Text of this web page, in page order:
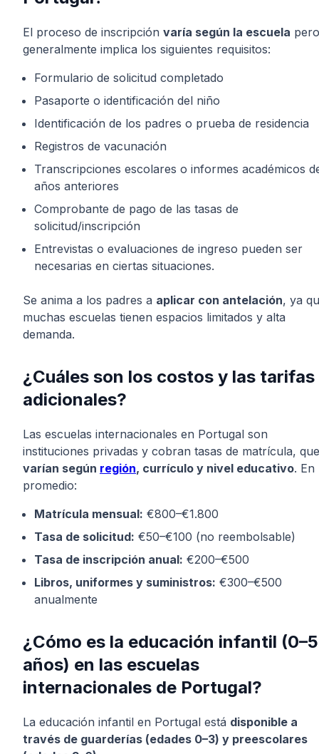
El proceso de inscripción varía según la escuela pero
generalmente implica los siguientes requisitos:
Formulario de solicitud completado
Pasaporte o identificación del niño
Identificación de los padres o prueba de residencia
Registros de vacunación
Transcripciones escolares o informes académicos
años anteriores
Comprobante de pago de las tasas de
solicitud/inscripción
Entrevistas o evaluaciones de ingreso pueden ser
necesarias en ciertas situaciones.
Se anima a los padres a aplicar con antelación, ya
muchas escuelas tienen espacios limitados y alta
demanda.
¿Cuáles son los costos y las tarifas
adicionales?
Las escuelas internacionales en Portugal son
instituciones privadas y cobran tasas de matrícula, que
varían según región, currículo y nivel educativo. En
promedio:
Matrícula mensual: €800–€1.800
Tasa de solicitud: €50–€100 (no reembolsable)
Tasa de inscripción anual: €200–€500
Libros, uniformes y suministros: €300–€500
anualmente
¿Cómo es la educación infantil (0–5
años) en las escuelas
internacionales de Portugal?
La educación infantil en Portugal está disponible a
través de guarderías (edades 0–3) y preescolares